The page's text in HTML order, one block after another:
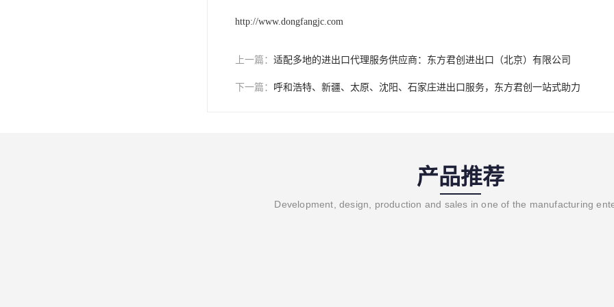
http://www.dongfangjc.com
上一篇： 适配多地的进出口代理服务供应商：东方君创进出口（北京）有限公司
下一篇： 呼和浩特、新疆、太原、沈阳、石家庄进出口服务，东方君创一站式助力
产品推荐
Development, design, production and sales in one of the manufacturing